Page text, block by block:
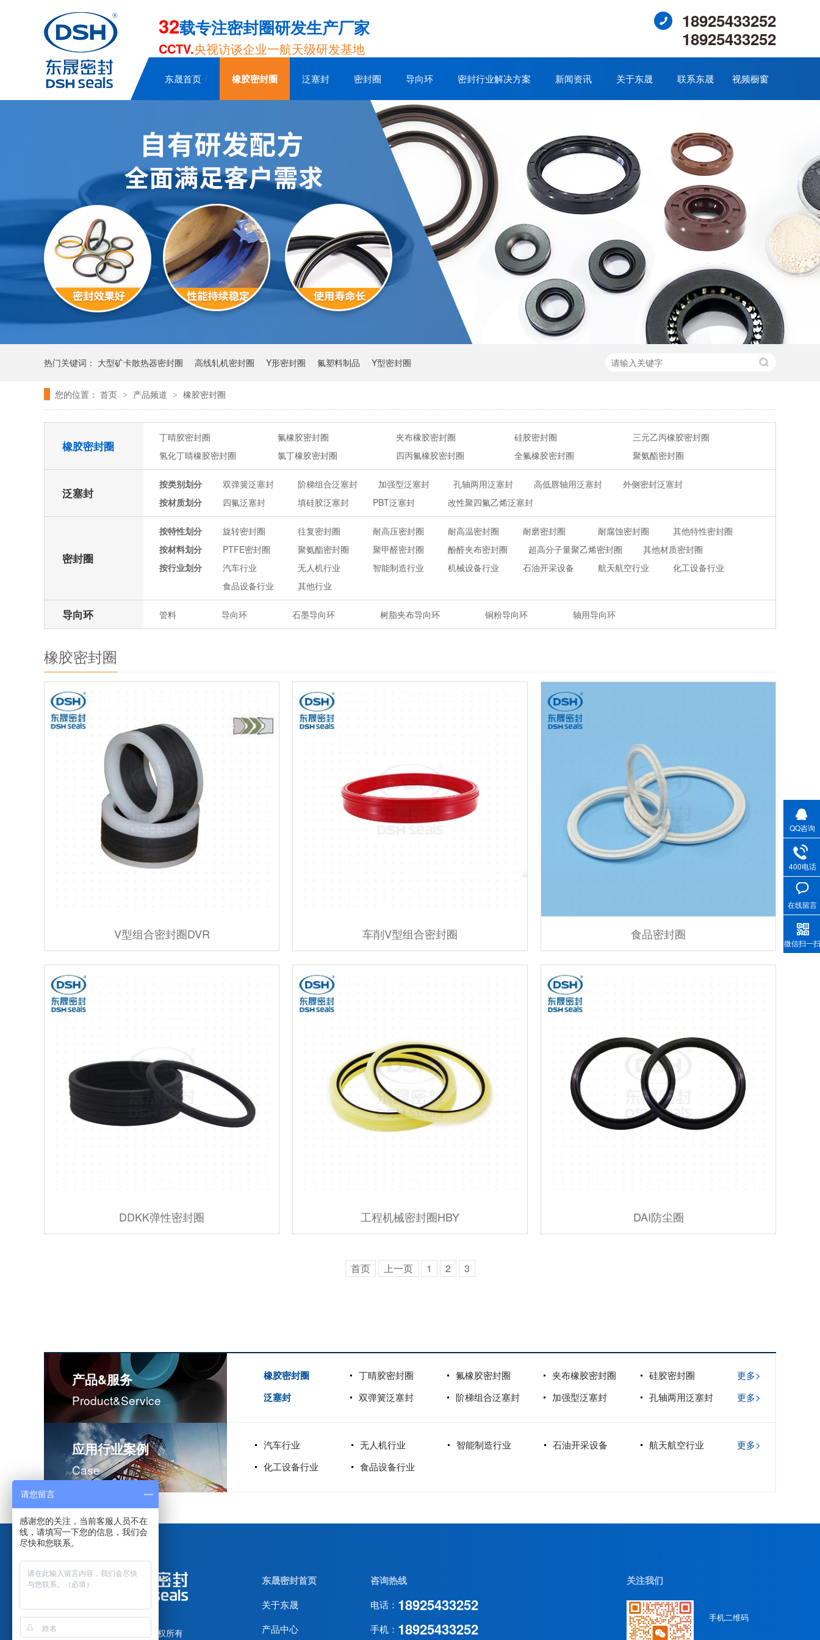
32载专注密封圈研发生产厂家
CCTV.央视访谈企业一航天级研发基地
18925433252
18925433252
东晟首页 橡胶密封圈 泛塞封 密封圈 导向环 密封行业解决方案 新闻资讯 关于东晟 联系东晟 视频橱窗
热门关键词： 大型矿卡散热器密封圈 高线轧机密封圈 Y形密封圈 氟塑料制品 Y型密封圈
您的位置： 首页 > 产品频道 > 橡胶密封圈
橡胶密封圈
丁晴胶密封圈 氟橡胶密封圈 夹布橡胶密封圈 硅胶密封圈
三元乙丙橡胶密封圈
氢化丁晴橡胶密封圈
氯丁橡胶密封圈 四丙氟橡胶密封圈 全氟橡胶密封圈 聚氨酯密封圈
泛塞封
按类别划分 双弹簧泛塞封 阶梯组合泛塞封 加强型泛塞封 孔轴两用泛塞封 高低唇轴用泛塞封
外侧密封泛塞封
按材质划分
四氟泛塞封 填硅胶泛塞封 PBT泛塞封 改性聚四氟乙烯泛塞封
密封圈
按特性划分 旋转密封圈 往复密封圈 耐高压密封圈 耐高温密封圈 耐磨密封圈 耐腐蚀密封圈
其他特性密封圈
按材料划分
PTFE密封圈 聚氨酯密封圈 聚甲醛密封圈 酚醛夹布密封圈 超高分子量聚乙烯密封圈
其他材质密封圈
按行业划分
汽车行业 无人机行业 智能制造行业 机械设备行业 石油开采设备 航天航空行业
化工设备行业
食品设备行业
其他行业
导向环 管料 导向环 石墨导向环 树脂夹布导向环 铜粉导向环 轴用导向环
橡胶密封圈
V型组合密封圈DVR 车削V型组合密封圈 食品密封圈
DDKK弹性密封圈 工程机械密封圈HBY DAI防尘圈
首页 上一页 1 2 3
产品&服务
Product&service
橡胶密封圈 丁晴胶密封圈 氟橡胶密封圈 夹布橡胶密封圈 硅胶密封圈 更多>
泛塞封 双弹簧泛塞封 阶梯组合泛塞封 加强型泛塞封 孔轴两用泛塞封 更多>
应用行业案例
Case
汽车行业 无人机行业 智能制造行业 石油开采设备
航天航空行业
化工设备行业
食品设备行业
更多>
广东东晟密封科技有限公司 版权所有
东晟密封首页
关于东晟
产品中心
咨询热线
电话： 18925433252
手机： 18925433252
关注我们
手机二维码
QQ咨询
400电话
在线留言
微信扫一扫
请您留言
感谢您的关注，当前客服人员不在
线，请填写一下您的信息，我们会
尽快和您联系。